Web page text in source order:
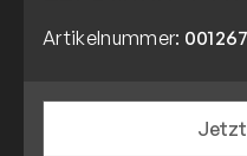
Artikelnummer: